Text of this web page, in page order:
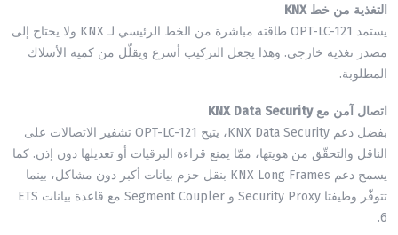
التغذية من خط KNX
يستمد OPT-LC-121 طاقته مباشرة من الخط الرئيسي لـ KNX ولا يحتاج إلى
مصدر تغذية خارجي. وهذا يجعل التركيب أسرع ويقلّل من كمية الأسلاك
المطلوبة.
اتصال آمن مع KNX Data Security
بفضل دعم KNX Data Security، يتيح OPT-LC-121 تشفير الاتصالات على
الناقل والتحقّق من هويتها، ممّا يمنع قراءة البرقيات أو تعديلها دون إذن. كما
يسمح دعم KNX Long Frames بنقل حزم بيانات أكبر دون مشاكل، بينما
تتوفّر وظيفتا Security Proxy و Segment Coupler مع قاعدة بيانات ETS
6.